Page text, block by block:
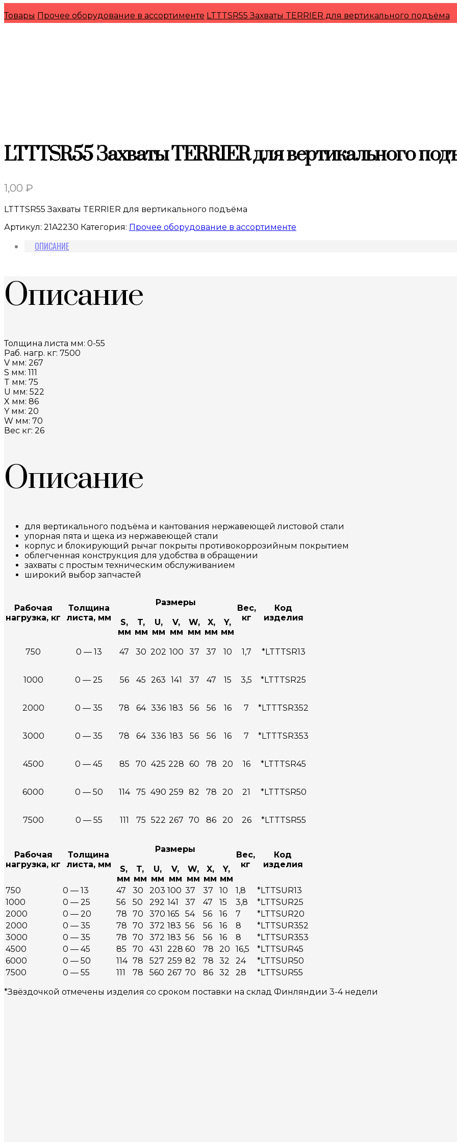
Товары Прочее оборудование в ассортименте LTTTSR55 Захваты TERRIER для вертикального подъёма
LTTTSR55 Захваты TERRIER для вертикального
1,00 ₽
LTTTSR55 Захваты TERRIER для вертикального подъёма
Артикул: 21A2230 Категория: Прочее оборудование в ассортименте
ОПИСАНИЕ
Описание
Толщина листа мм: 0-55
Раб. нагр. кг: 7500
V мм: 267
S мм: 111
T мм: 75
U мм: 522
X мм: 86
Y мм: 20
W мм: 70
Вес кг: 26
Описание
для вертикального подъёма и кантования нержавеющей листовой стали
упорная пята и щека из нержавеющей стали
корпус и блокирующий рычаг покрыты противокоррозийным покрытием
облегченная конструкция для удобства в обращении
захваты с простым техническим обслуживанием
широкий выбор запчастей
Рабочая
нагрузка, кг
Толщина
листа, мм
Размеры
Вес,
кг
Код
изделия
S,
мм
T,
мм
U,
мм
V,
мм
W,
мм
X,
мм
Y,
мм
750 0 — 13 47 30 202 100 37 37 10 1,7 *LTTTSR13
1000 0 — 25 56 45 263 141 37 47 15 3,5 *LTTTSR25
2000 0 — 35 78 64 336 183 56 56 16 7 *LTTTSR352
3000 0 — 35 78 64 336 183 56 56 16 7 *LTTTSR353
4500 0 — 45 85 70 425 228 60 78 20 16 *LTTTSR45
6000 0 — 50 114 75 490 259 82 78 20 21 *LTTTSR50
7500 0 — 55 111 75 522 267 70 86 20 26 *LTTTSR55
Рабочая
нагрузка, кг
Толщина
листа, мм
Размеры
Вес,
кг
Код
изделия
S,
мм
T,
мм
U,
мм
V,
мм
W,
мм
X,
мм
Y,
мм
750
0 — 13 47 30 203 100 37 37 10 1,8
*LTTSUR13
1000
0 — 25 56 50 292 141 37 47 15 3,8
*LTTSUR25
2000
0 — 20 78 70 370 165 54 56 16 7
*LTTSUR20
2000
0 — 35 78 70 372 183 56 56 16 8
*LTTSUR352
3000
0 — 35 78 70 372 183 56 56 16 8
*LTTSUR353
4500
0 — 45 85 70 431 228 60 78 20 16,5
*LTTSUR45
6000
0 — 50 114 78 527 259 82 78 32 24
*LTTSUR50
7500
0 — 55 111 78 560 267 70 86 32 28
*LTTSUR55
*Звёздочкой отмечены изделия со сроком поставки на склад Финляндии 3-4 недели